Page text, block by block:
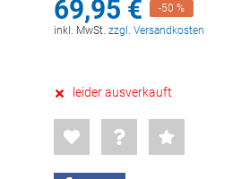
69,95 €
-50 %
inkl. MwSt. zzgl. Versandkosten
leider ausverkauft